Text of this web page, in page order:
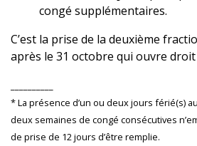
congé supplémentaires.
C’est la prise de la deuxième
après le 31 octobre qui ouvre
* La présence d’un ou deux jours férié(s)
deux semaines de congé consécutives
de prise de 12 jours d’être remplie.